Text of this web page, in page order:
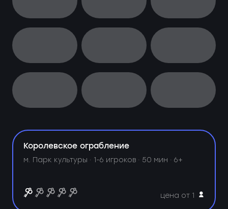
Королевское ограбление
м. Парк культуры · 1-6 игроков · 50 мин · 6+
цена от 1